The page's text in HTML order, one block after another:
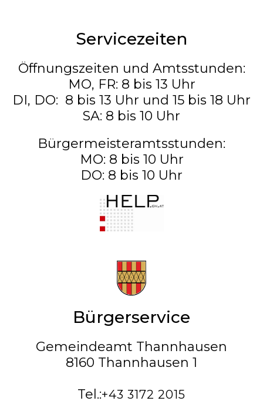
Servicezeiten
Öffnungszeiten und Amtsstunden:
MO, FR: 8 bis 13 Uhr
DI, DO: 8 bis 13 Uhr und 15 bis 18 Uhr
SA: 8 bis 10 Uhr
Bürgermeisteramtsstunden:
MO: 8 bis 10 Uhr
DO: 8 bis 10 Uhr
Bürgerservice
Gemeindeamt Thannhausen
8160 Thannhausen 1
Tel.:+43 3172 2015